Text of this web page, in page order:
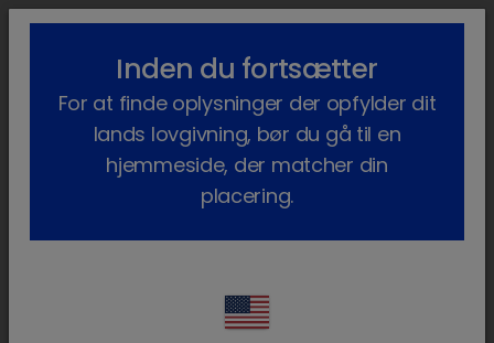
lock_outline search menu
Hund
Receptpligtig Floxabactin
Inden du fortsætter
For at finde oplysninger der opfylder dit
lands lovgivning, bør du gå til en
hjemmeside, der matcher din
placering.